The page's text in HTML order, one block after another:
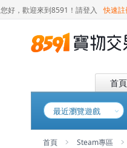
您好，歡迎來到8591！ 請登入 快速註
首頁
最近瀏覽遊戲
首頁 Steam專區